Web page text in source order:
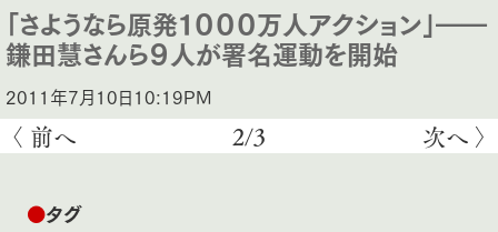
「さようなら原発１０００万人アクション」――
鎌田慧さんら９人が署名運動を開始
2011年7月10日10:19PM
2/3
〈 前へ 次へ 〉
●タグ